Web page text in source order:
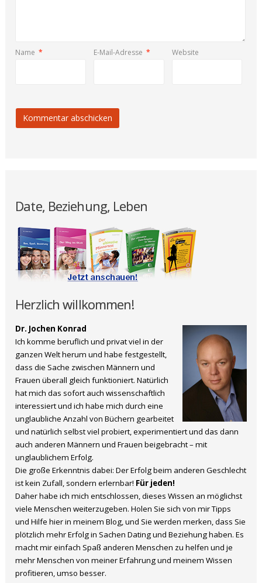
Name * E-Mail-Adresse * Website
Date, Beziehung, Leben
Herzlich willkommen!
Dr. Jochen Konrad
Ich komme beruflich und privat viel in der
ganzen Welt herum und habe festgestellt,
dass die Sache zwischen Männern und
Frauen überall gleich funktioniert. Natürlich
hat mich das sofort auch wissenschaftlich
interessiert und ich habe mich durch eine
unglaubliche Anzahl von Büchern gearbeitet
und natürlich selbst viel probiert, experimentiert und das dann
auch anderen Männern und Frauen beigebracht – mit
unglaublichem Erfolg.
Die große Erkenntnis dabei: Der Erfolg beim anderen Geschlecht
ist kein Zufall, sondern erlernbar! Für jeden!
Daher habe ich mich entschlossen, dieses Wissen an möglichst
viele Menschen weiterzugeben. Holen Sie sich von mir Tipps
und Hilfe hier in meinem Blog, und Sie werden merken, dass Sie
plötzlich mehr Erfolg in Sachen Dating und Beziehung haben. Es
macht mir einfach Spaß anderen Menschen zu helfen und je
mehr Menschen von meiner Erfahrung und meinem Wissen
profitieren, umso besser.